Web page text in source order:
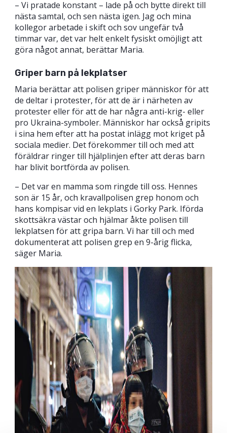
– Vi pratade konstant – lade på och bytte direkt till
nästa samtal, och sen nästa igen. Jag och mina
kollegor arbetade i skift och sov ungefär två
timmar var, det var helt enkelt fysiskt omöjligt att
göra något annat, berättar Maria.
Griper barn på lekplatser
Maria berättar att polisen griper människor för att
de deltar i protester, för att de är i närheten av
protester eller för att de har några anti-krig- eller
pro Ukraina-symboler. Människor har också gripits
i sina hem efter att ha postat inlägg mot kriget på
sociala medier. Det förekommer till och med att
föräldrar ringer till hjälplinjen efter att deras barn
har blivit bortförda av polisen.
– Det var en mamma som ringde till oss. Hennes
son är 15 år, och kravallpolisen grep honom och
hans kompisar vid en lekplats i Gorky Park. Iförda
skottsäkra västar och hjälmar åkte polisen till
lekplatsen för att gripa barn. Vi har till och med
dokumenterat att polisen grep en 9-årig flicka,
säger Maria.